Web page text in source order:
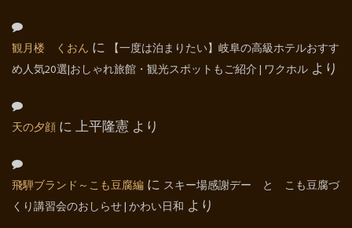
観月楼 くおん に
【一度は泊まりたい】岐阜の高級ホテルおすす
め人気20選|おしゃれ旅館・観光スポットもご紹介 | ワクホル より
天の夕顔 に 上平隆憲 より
飛騨ブランド～こも豆腐編 に スキー場感謝デー と こも豆腐づ
くり講習会のおしらせ | かわい日和 より